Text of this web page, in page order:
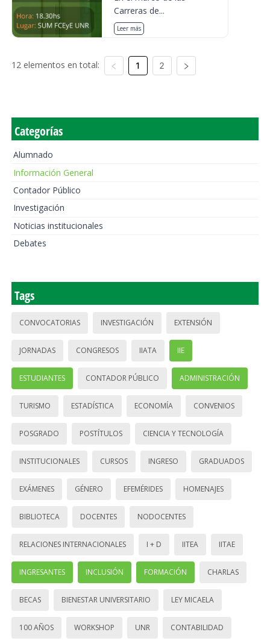
Carreras de...
Leer más
12 elementos en total: 1 2
Categorías
Alumnado
Información General
Contador Público
Investigación
Noticias institucionales
Debates
Tags
CONVOCATORIAS INVESTIGACIÓN EXTENSIÓN
JORNADAS CONGRESOS IIATA IIE
ESTUDIANTES CONTADOR PÚBLICO ADMINISTRACIÓN
TURISMO ESTADÍSTICA ECONOMÍA CONVENIOS
POSGRADO POSTÍTULOS CIENCIA Y TECNOLOGÍA
INSTITUCIONALES CURSOS INGRESO GRADUADOS
EXÁMENES GÉNERO EFEMÉRIDES HOMENAJES
BIBLIOTECA DOCENTES NODOCENTES
RELACIONES INTERNACIONALES I + D IITEA IITAE
INGRESANTES INCLUSIÓN FORMACIÓN CHARLAS
BECAS BIENESTAR UNIVERSITARIO LEY MICAELA
100 AÑOS WORKSHOP UNR CONTABILIDAD